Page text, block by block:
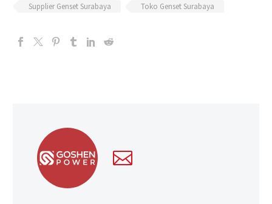
Supplier Genset Surabaya
Toko Genset Surabaya